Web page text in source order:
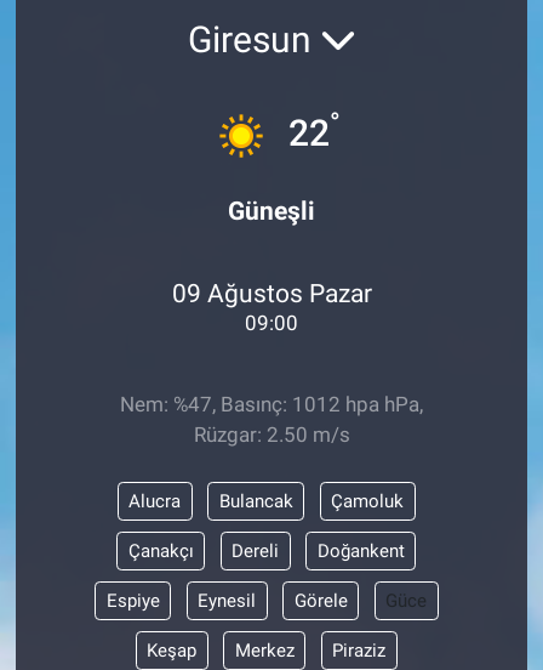
Giresun
22°
Güneşli
09 Ağustos Pazar
09:00
Nem: %47, Basınç: 1012 hpa hPa,
Rüzgar: 2.50 m/s
Alucra Bulancak Çamoluk
Çanakçı Dereli Doğankent
Espiye Eynesil Görele Güce
Keşap Merkez Piraziz
KÜLTÜR SANAT